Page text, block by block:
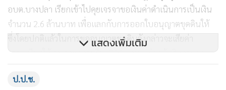
อบต.บางปลา เรียกเข้าไปคุยเจรจาขอเงินค่าดำเนินการเป็นเงิน
จำนวน 2.6 ล้านบาท เพื่อแลกกับการออกใบอนุญาตขุดดินให้
ซึ่งโดยปกติแล้วในการขออนุญาตขุดดินดังกล่าวจะเสียค่า
ธรรมเนียมให้ทางราชการเพียง 500 บาท แต่ถูกผู้บริหารของ
อบต.บางปลา เรียกรับเงินจากผู้ประกอบการ เป็นเงินจำนวน 2.6
ล้านบาท แต่ขอต่อรองเหลือ 2 ล้านบาท และต่อมาผู้ประกอบ
แสดงเพิ่มเติม
ป.ป.ช.